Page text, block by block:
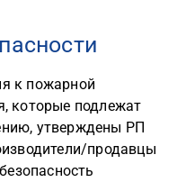
к пожарной
которые подлежат
утверждены РП
продавцы